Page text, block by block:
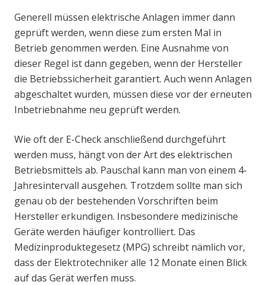
Generell müssen elektrische Anlagen immer dann
geprüft werden, wenn diese zum ersten Mal in
Betrieb genommen werden. Eine Ausnahme von
dieser Regel ist dann gegeben, wenn der Hersteller
die Betriebssicherheit garantiert. Auch wenn Anlagen
abgeschaltet wurden, müssen diese vor der erneuten
Inbetriebnahme neu geprüft werden.
Wie oft der E-Check anschließend durchgeführt
werden muss, hängt von der Art des elektrischen
Betriebsmittels ab. Pauschal kann man von einem 4-
Jahresintervall ausgehen. Trotzdem sollte man sich
genau ob der bestehenden Vorschriften beim
Hersteller erkundigen. Insbesondere medizinische
Geräte werden häufiger kontrolliert. Das
Medizinproduktegesetz (MPG) schreibt nämlich vor,
dass der Elektrotechniker alle 12 Monate einen Blick
auf das Gerät werfen muss.